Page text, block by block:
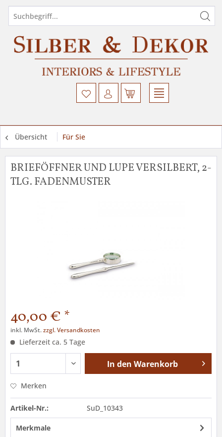
Übersicht Für Sie
BRIEFÖFFNER UND LUPE VERSILBERT, 2-
TLG. FADENMUSTER
40,00 € *
inkl. MwSt.zzgl. Versandkosten
Lieferzeit ca. 5 Tage
In den Warenkorb
Merken
Artikel-Nr.: SuD_10343
Merkmale